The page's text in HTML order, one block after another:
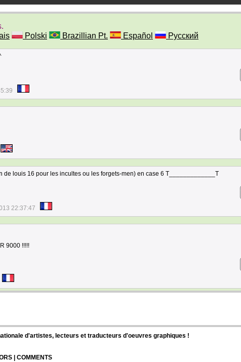
Polski Brazillian Pt. Español Русский
de louis 16 pour les incultes ou les forgets-men) en case 6 T_____________T
22:37:47
9000 !!!!!
d'artistes, lecteurs et traducteurs d'oeuvres graphiques !
| COMMENTS